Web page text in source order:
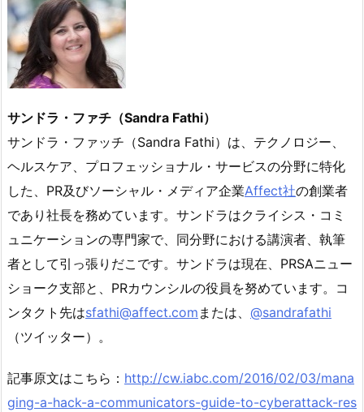
サンドラ・ファチ（Sandra Fathi）
サンドラ・ファッチ（Sandra Fathi）は、テクノロジー、
ヘルスケア、プロフェッショナル・サービスの分野に特化
した、PR及びソーシャル・メディア企業Affect社の創業者
であり社長を務めています。サンドラはクライシス・コミ
ュニケーションの専門家で、同分野における講演者、執筆
者として引っ張りだこです。サンドラは現在、PRSAニュー
ショーク支部と、PRカウンシルの役員を努めています。コ
ンタクト先はsfathi@affect.com または、 @sandrafathi
（ツイッター）。
記事原文はこちら： http://cw.iabc.com/2016/02/03/mana
ging-a-hack-a-communicators-guide-to-cyberattack-res